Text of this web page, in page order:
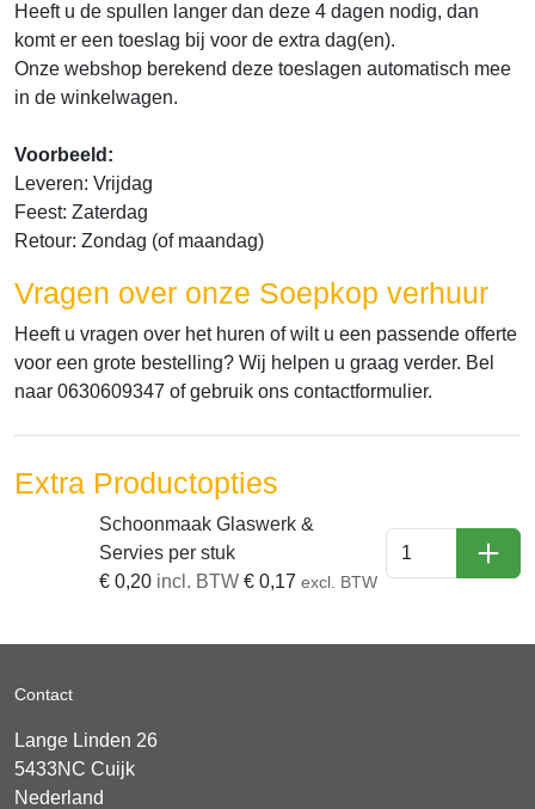
Heeft u de spullen langer dan deze 4 dagen nodig, dan
komt er een toeslag bij voor de extra dag(en).
Onze webshop berekend deze toeslagen automatisch mee
in de winkelwagen.
Voorbeeld:
Leveren: Vrijdag
Feest: Zaterdag
Retour: Zondag (of maandag)
Vragen over onze Soepkop verhuur
Heeft u vragen over het huren of wilt u een passende offerte
voor een grote bestelling? Wij helpen u graag verder. Bel
naar 0630609347 of gebruik ons contactformulier.
Extra Productopties
Schoonmaak Glaswerk &
Servies per stuk
€ 0,20 incl. BTW€ 0,17 excl. BTW
In
Contact
Lange Linden 26
5433NC Cuijk
Nederland